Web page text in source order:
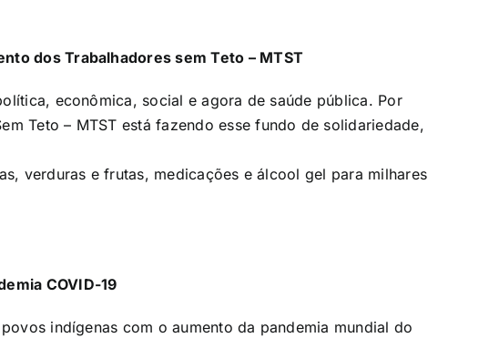
dos Trabalhadores sem Teto – MTST
econômica, social e agora de saúde pública. Por
Teto – MTST está fazendo esse fundo de solidariedade,
verduras e frutas, medicações e álcool gel para milhares
COVID-19
indígenas com o aumento da pandemia mundial do